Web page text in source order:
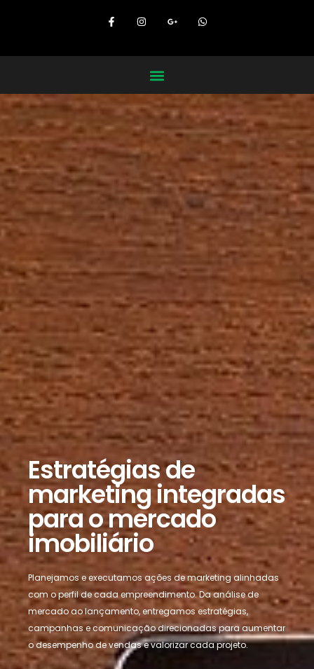
Estratégias de
marketing integradas
para o mercado
imobiliário
Planejamos e executamos ações de marketing alinhadas
com o perfil de cada empreendimento. Da análise de
mercado ao lançamento, entregamos estratégias,
campanhas e comunicação direcionadas para aumentar
o desempenho de vendas e valorizar cada projeto.